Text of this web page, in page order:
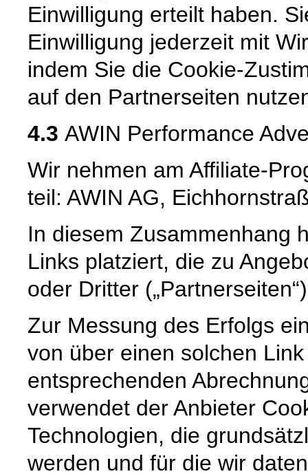
Einwilligung erteilt haben.
Einwilligung jederzeit mit
indem Sie die Cookie-
auf den Partnerseiten
4.3 AWIN Performance
Wir nehmen am Affiliate-
teil: AWIN AG,
In diesem Zusammenhang
Links platziert, die zu
oder Dritter
Zur Messung des Erfolgs
von über einen solchen
entsprechenden
verwendet der Anbieter
Technologien, die
werden und für die wir